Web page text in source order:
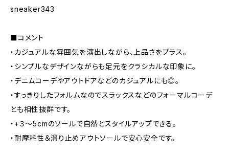
sneaker343
■コメント
・カジュアルな雰囲気を演出しながら、上品さをプラス。
・シンプルなデザインながらも足元をクラシカルな印象に。
・デニムコーデやアウトドアなどのカジュアルにも◎。
・すっきりしたフォルムなのでスラックスなどのフォーマルコーデ
とも相性抜群です。
・+３～5cmのソールで自然とスタイルアップできる。
・耐摩耗性＆滑り止めアウトソールで安心安全です。